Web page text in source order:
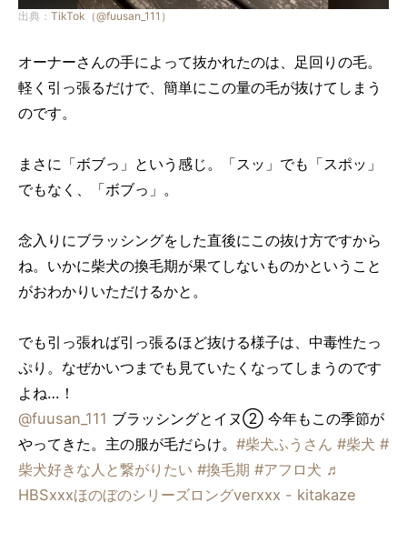
出典： TikTok（@fuusan_111）
オーナーさんの手によって抜かれたのは、足回りの毛。
軽く引っ張るだけで、簡単にこの量の毛が抜けてしまう
のです。
まさに「ボブっ」という感じ。「スッ」でも「スポッ」
でもなく、「ボブっ」。
念入りにブラッシングをした直後にこの抜け方ですから
ね。いかに柴犬の換毛期が果てしないものかということ
がおわかりいただけるかと。
でも引っ張れば引っ張るほど抜ける様子は、中毒性たっ
ぷり。なぜかいつまでも見ていたくなってしまうのです
よね…！
@fuusan_111 ブラッシングとイヌ② 今年もこの季節が
やってきた。主の服が毛だらけ。 #柴犬ふうさん #柴犬 #
柴犬好きな人と繋がりたい #換毛期 #アフロ犬 ♬
HBSxxxほのぼのシリーズロングverxxx - kitakaze